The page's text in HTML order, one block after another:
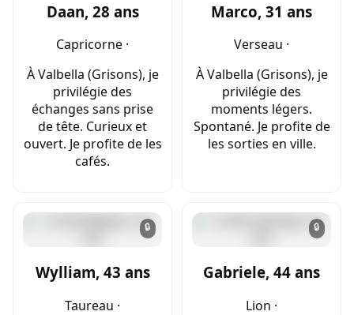
Daan, 28 ans
Capricorne ·
À Valbella (Grisons), je
privilégie des
échanges sans prise
de tête. Curieux et
ouvert. Je profite de les
cafés.
Marco, 31 ans
Verseau ·
À Valbella (Grisons), je
privilégie des
moments légers.
Spontané. Je profite de
les sorties en ville.
🔒
Wylliam, 43 ans
Taureau ·
🔒
Gabriele, 44 ans
Lion ·